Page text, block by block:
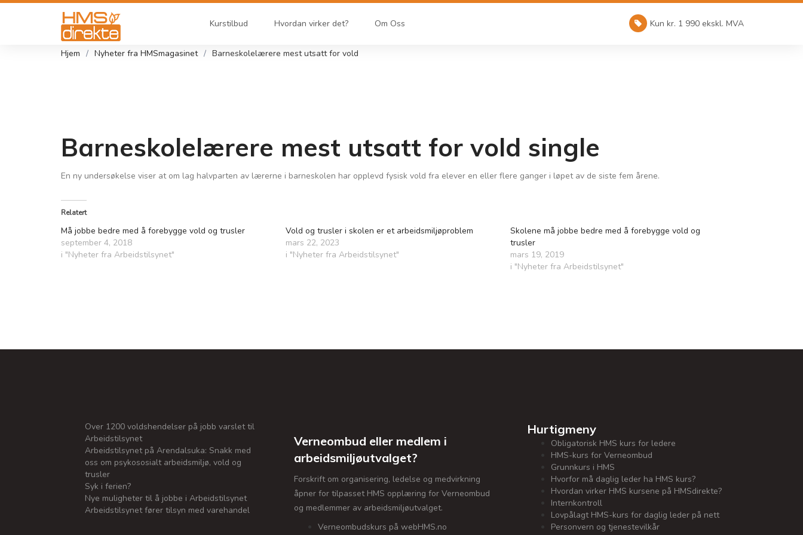
Kurstilbud Hvordan virker det? Om Oss Kun kr. 1 990 ekskl. MVA
Hjem Nyheter fra HMSmagasinet Barneskolelærere mest utsatt for vold
Barneskolelærere mest utsatt for vold single
En ny undersøkelse viser at om lag halvparten av lærerne i barneskolen har opplevd fysisk vold fra elever en eller flere ganger i løpet av de siste fem årene.
Relatert
Må jobbe bedre med å forebygge vold og trusler
september 4, 2018
i "Nyheter fra Arbeidstilsynet"
Vold og trusler i skolen er et arbeidsmiljøproblem
mars 22, 2023
i "Nyheter fra Arbeidstilsynet"
Skolene må jobbe bedre med å forebygge vold og
trusler
mars 19, 2019
i "Nyheter fra Arbeidstilsynet"
Over 1200 voldshendelser på jobb varslet til
Arbeidstilsynet
Arbeidstilsynet på Arendalsuka: Snakk med
oss om psykososialt arbeidsmiljø, vold og
trusler
Syk i ferien?
Nye muligheter til å jobbe i Arbeidstilsynet
Arbeidstilsynet fører tilsyn med varehandel
Verneombud eller medlem i
arbeidsmiljøutvalget?
Forskrift om organisering, ledelse og medvirkning
åpner for tilpasset HMS opplæring for Verneombud
og medlemmer av arbeidsmiljøutvalget.
Verneombudskurs på webHMS.no
Hurtigmeny
Obligatorisk HMS kurs for ledere
HMS-kurs for Verneombud
Grunnkurs i HMS
Hvorfor må daglig leder ha HMS kurs?
Hvordan virker HMS kursene på HMSdirekte?
Internkontroll
Lovpålagt HMS-kurs for daglig leder på nett
Personvern og tjenestevilkår